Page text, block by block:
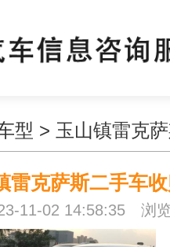
型 > 玉山镇雷克
雷克萨斯二手车
11-02 14:58:35 浏